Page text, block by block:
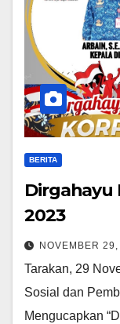
BERITA
Dirgahayu
2023
NOVEMBER
Tarakan, 29
Sosial dan
Mengucapkan